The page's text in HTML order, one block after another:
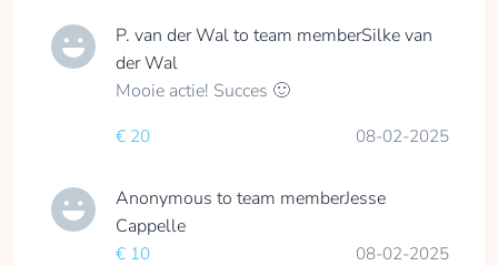
P. van der Walto team memberSilke van
der Wal
Mooie actie! Succes 🙂
€ 20 08-02-2025
Anonymous to team memberJesse
Cappelle
€ 10 08-02-2025
collected
Donate